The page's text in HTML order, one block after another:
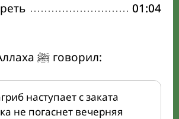
01:04
Посланник Аллаха ﷺ говорил:
наступает с заката
не погаснет вечерняя